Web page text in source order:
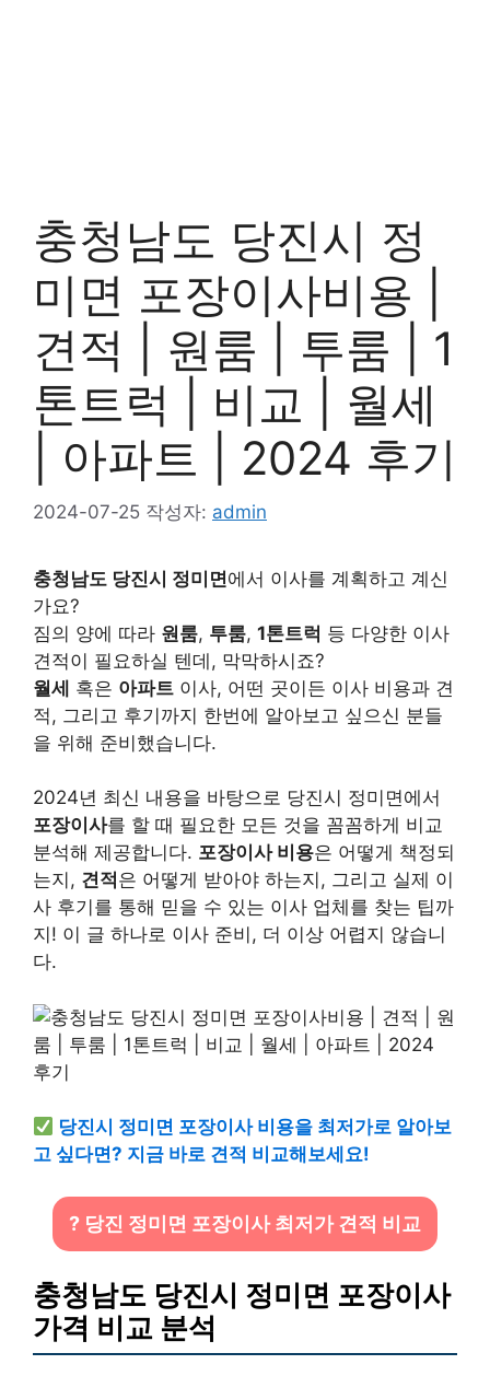
충청남도 당진시 정
미면 포장이사비용 |
견적 | 원룸 | 투룸 | 1
톤트럭 | 비교 | 월세
| 아파트 | 2024 후기
2024-07-25 작성자: admin
충청남도 당진시 정미면에서 이사를 계획하고 계신
가요?
짐의 양에 따라 원룸, 투룸, 1톤트럭 등 다양한 이사
견적이 필요하실 텐데, 막막하시죠?
월세 혹은 아파트 이사, 어떤 곳이든 이사 비용과 견
적, 그리고 후기까지 한번에 알아보고 싶으신 분들
을 위해 준비했습니다.
2024년 최신 내용을 바탕으로 당진시 정미면에서
포장이사를 할 때 필요한 모든 것을 꼼꼼하게 비교
분석해 제공합니다. 포장이사 비용은 어떻게 책정되
는지, 견적 은 어떻게 받아야 하는지, 그리고 실제 이
사 후기를 통해 믿을 수 있는 이사 업체를 찾는 팁까
지! 이 글 하나로 이사 준비, 더 이상 어렵지 않습니
다.
당진시 정미면 포장이사 비용을 최저가로 알아보
고 싶다면? 지금 바로 견적 비교해보세요!
? 당진 정미면 포장이사 최저가 견적 비교
충청남도 당진시 정미면 포장이사
가격 비교 분석